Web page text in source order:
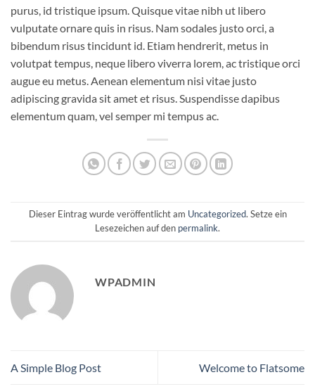
purus, id tristique ipsum. Quisque vitae nibh ut libero
vulputate ornare quis in risus. Nam sodales justo orci, a
bibendum risus tincidunt id. Etiam hendrerit, metus in
volutpat tempus, neque libero viverra lorem, ac tristique orci
augue eu metus. Aenean elementum nisi vitae justo
adipiscing gravida sit amet et risus. Suspendisse dapibus
elementum quam, vel semper mi tempus ac.
Dieser Eintrag wurde veröffentlicht am Uncategorized. Setze ein
Lesezeichen auf den permalink.
WPADMIN
A Simple Blog Post Welcome to Flatsome